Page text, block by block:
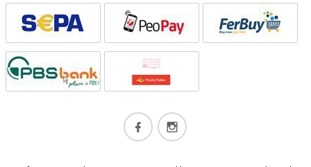
kontakt@perfectlashes-academy.pl